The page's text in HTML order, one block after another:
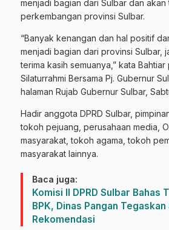
menjadi bagian dari Sulbar dan
perkembangan provinsi Sulbar.
“Banyak kenangan dan hal positif
menjadi bagian dari provinsi Sulbar,
terima kasih semuanya,” kata
Silaturrahmi Bersama Pj. Gubernur
halaman Rujab Gubernur Sulbar,
Hadir anggota DPRD Sulbar,
tokoh pejuang, perusahaan media,
masyarakat, tokoh agama, tokoh
masyarakat lainnya.
Baca juga:
Komisi II DPRD Sulbar Bahas
BPK, Dinas Pangan
Rekomendasi